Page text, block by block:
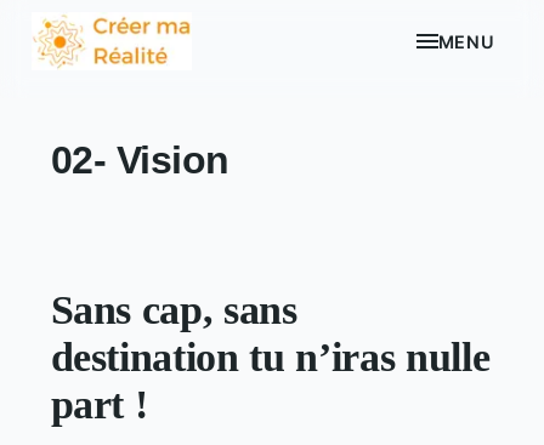
MENU
02- Vision
Sans cap, sans
destination tu n’iras nulle
part !